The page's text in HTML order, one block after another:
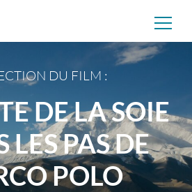
DU FILM :
DE LA SOIE
LES PAS DE
POLO